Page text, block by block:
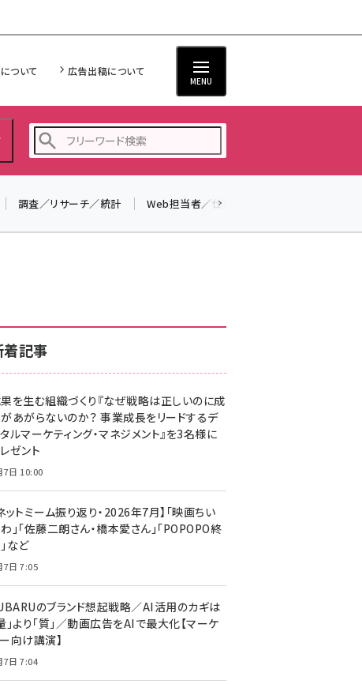
ついて 広告出稿について
MENU
z世代 (1623)
meo (1277)
llmo (1166)
調査／リサーチ／統計 Web担当者／仕事
着記事
を生む組織づくり『なぜ戦略は正しいのに成
あがらないのか？ 事業成長をリードするデ
ルマーケティング・マネジメント』を3名様に
ゼント
7日 10:00
ットミーム振り返り・2026年7月】「映画ちい
」「佐藤二朗さん・橋本愛さん」「POPOPO終
など
7日 7:05
のブランド想起戦略／AI活用のカギは
」より「質」／動画広告をAIで最大化【マーケ
向け講演】
7日 7:04